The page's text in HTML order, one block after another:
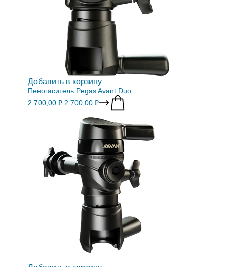
Добавить в корзину
Пеногаситель Pegas Avant Duo
2 700,00 ₽ 2 700,00 ₽